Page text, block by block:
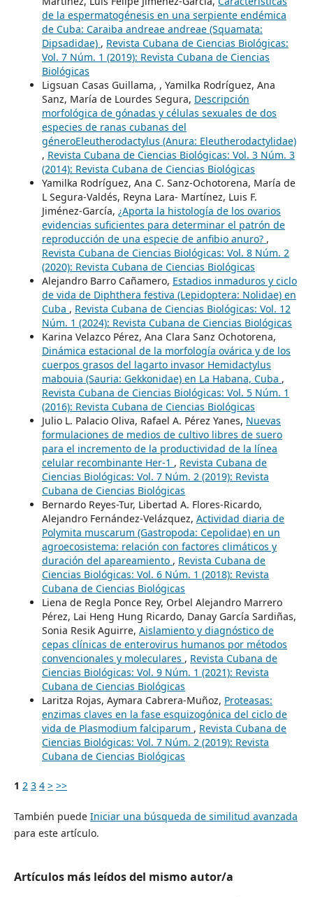
de la espermatogénesis en una serpiente endémica
de Cuba: Caraiba andreae andreae (Squamata:
Dipsadidae) , Revista Cubana de Ciencias Biológicas:
Vol. 7 Núm. 1 (2019): Revista Cubana de Ciencias
Biológicas
Ligsuan Casas Guillama, , Yamilka Rodríguez, Ana
Sanz, María de Lourdes Segura, Descripción
morfológica de gónadas y células sexuales de dos
especies de ranas cubanas del
géneroEleutherodactylus (Anura: Eleutherodactylidae)
, Revista Cubana de Ciencias Biológicas: Vol. 3 Núm. 3
(2014): Revista Cubana de Ciencias Biológicas
Yamilka Rodríguez, Ana C. Sanz-Ochotorena, María de
L Segura-Valdés, Reyna Lara- Martínez, Luis F.
Jiménez-García, ¿Aporta la histología de los ovarios
evidencias suficientes para determinar el patrón de
reproducción de una especie de anfibio anuro? ,
Revista Cubana de Ciencias Biológicas: Vol. 8 Núm. 2
(2020): Revista Cubana de Ciencias Biológicas
Alejandro Barro Cañamero, Estadios inmaduros y ciclo
de vida de Diphthera festiva (Lepidoptera: Nolidae) en
Cuba , Revista Cubana de Ciencias Biológicas: Vol. 12
Núm. 1 (2024): Revista Cubana de Ciencias Biológicas
Karina Velazco Pérez, Ana Clara Sanz Ochotorena,
Dinámica estacional de la morfología ovárica y de los
cuerpos grasos del lagarto invasor Hemidactylus
mabouia (Sauria: Gekkonidae) en La Habana, Cuba ,
Revista Cubana de Ciencias Biológicas: Vol. 5 Núm. 1
(2016): Revista Cubana de Ciencias Biológicas
Julio L. Palacio Oliva, Rafael A. Pérez Yanes, Nuevas
formulaciones de medios de cultivo libres de suero
para el incremento de la productividad de la línea
celular recombinante Her-1 , Revista Cubana de
Ciencias Biológicas: Vol. 7 Núm. 2 (2019): Revista
Cubana de Ciencias Biológicas
Bernardo Reyes-Tur, Libertad A. Flores-Ricardo,
Alejandro Fernández-Velázquez, Actividad diaria de
Polymita muscarum (Gastropoda: Cepolidae) en un
agroecosistema: relación con factores climáticos y
duración del apareamiento , Revista Cubana de
Ciencias Biológicas: Vol. 6 Núm. 1 (2018): Revista
Cubana de Ciencias Biológicas
Liena de Regla Ponce Rey, Orbel Alejandro Marrero
Pérez, Lai Heng Hung Ricardo, Danay García Sardiñas,
Sonia Resik Aguirre, Aislamiento y diagnóstico de
cepas clínicas de enterovirus humanos por métodos
convencionales y moleculares , Revista Cubana de
Ciencias Biológicas: Vol. 9 Núm. 1 (2021): Revista
Cubana de Ciencias Biológicas
Laritza Rojas, Aymara Cabrera-Muñoz, Proteasas:
enzimas claves en la fase esquizogónica del ciclo de
vida de Plasmodium falciparum , Revista Cubana de
Ciencias Biológicas: Vol. 7 Núm. 2 (2019): Revista
Cubana de Ciencias Biológicas
1 2 3 4 > >>
También puede Iniciar una búsqueda de similitud avanzada
para este artículo.
Artículos más leídos del mismo autor/a